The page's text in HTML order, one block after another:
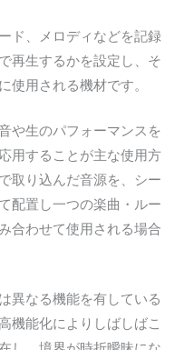
ド、メロディなどを記録
再生するかを設定し、そ
使用される機材です。
や生のパフォーマンスを
用することが主な使用方
取り込んだ音源を、シー
配置し一つの楽曲・ルー
合わせて使用される場合
異なる機能を有している
機能化によりしばしばこ